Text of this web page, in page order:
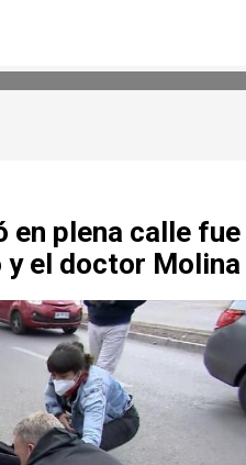
en plena calle fue
el doctor Molina